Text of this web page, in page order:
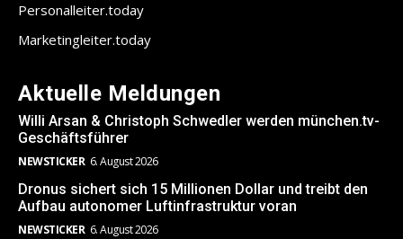
Personalleiter.today
Marketingleiter.today
Aktuelle Meldungen
Willi Arsan & Christoph Schwedler werden münchen.tv-
Geschäftsführer
NEWSTICKER 6. August 2026
Dronus sichert sich 15 Millionen Dollar und treibt den
Aufbau autonomer Luftinfrastruktur voran
NEWSTICKER 6. August 2026